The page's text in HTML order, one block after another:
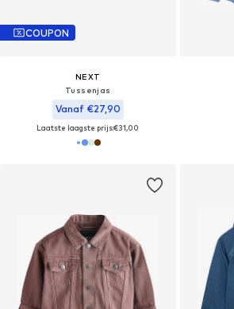
COUPON
NEXT
Tussenjas
Vanaf €27,90
Laatste laagste prijs:€31,00